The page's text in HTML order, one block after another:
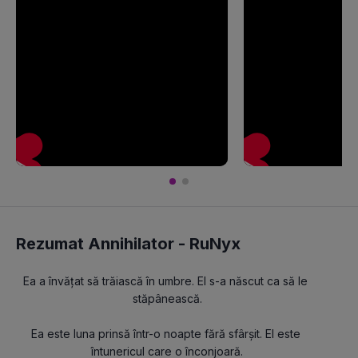
Rezumat Annihilator - RuNyx
Ea a învățat să trăiască în umbre. El s-a născut ca să le
stăpânească.
Ea este luna prinsă într-o noapte fără sfârșit. El este
întunericul care o înconjoară.